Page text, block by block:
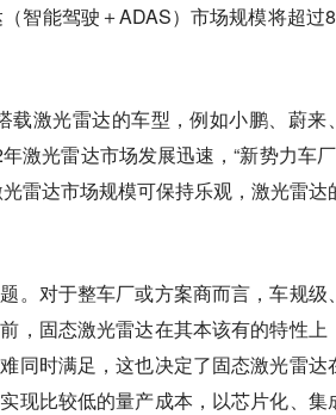
智能驾驶＋ADAS）市场规模将超过
激光雷达的车型，例如小鹏、蔚来
激光雷达市场发展迅速，“新势力车
雷达市场规模可保持乐观，激光雷达
。对于整车厂或方案商而言，车规级
，固态激光雷达在其本该有的特性上
同时满足，这也决定了固态激光雷达
现比较低的量产成本，以芯片化、集